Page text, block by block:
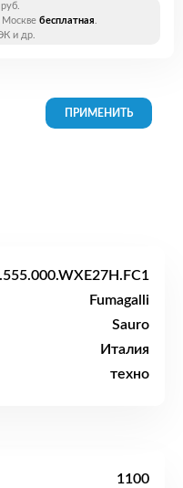
Москве бесплатная.
и др.
Fumagalli
Sauro
Италия
техно
1100